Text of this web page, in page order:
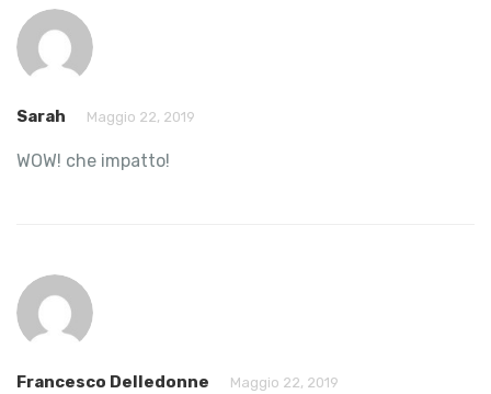
Sarah Maggio 22, 2019
WOW! che impatto!
Francesco Delledonne Maggio 22, 2019